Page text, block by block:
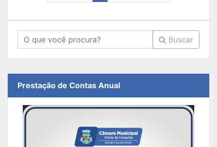
Buscar
Prestação de Contas Anual